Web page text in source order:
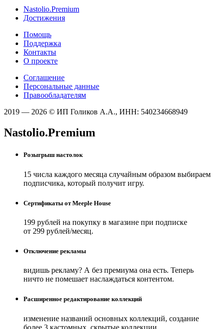
Nastolio.Premium
Достижения
Помощь
Поддержка
Контакты
О проекте
Соглашение
Персональные данные
Правообладателям
2019 — 2026 © ИП Голиков А.А., ИНН: 540234668949
Nastolio.Premium
Розыгрыш настолок
15 числа каждого месяца случайным образом выбираем
подписчика, который получит игру.
Сертификаты от Meeple House
199 рублей на покупку в магазине при подписке
от 299 рублей/месяц.
Отключение рекламы
видишь рекламу? А без премиума она есть. Теперь
ничто не помешает наслаждаться контентом.
Расширенное редактирование коллекций
изменение названий основных коллекций, создание
более 3 кастомных, скрытые коллекции